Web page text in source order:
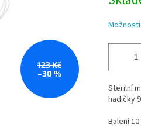
123 Kč
–30 %
Sterilní
hadičky
Balení 10